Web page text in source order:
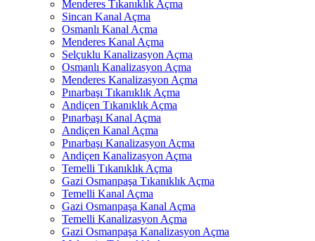
Menderes Tıkanıklık Açma
Sincan Kanal Açma
Osmanlı Kanal Açma
Menderes Kanal Açma
Selçuklu Kanalizasyon Açma
Osmanlı Kanalizasyon Açma
Menderes Kanalizasyon Açma
Pınarbaşı Tıkanıklık Açma
Andiçen Tıkanıklık Açma
Pınarbaşı Kanal Açma
Andiçen Kanal Açma
Pınarbaşı Kanalizasyon Açma
Andiçen Kanalizasyon Açma
Temelli Tıkanıklık Açma
Gazi Osmanpaşa Tıkanıklık Açma
Temelli Kanal Açma
Gazi Osmanpaşa Kanal Açma
Temelli Kanalizasyon Açma
Gazi Osmanpaşa Kanalizasyon Açma